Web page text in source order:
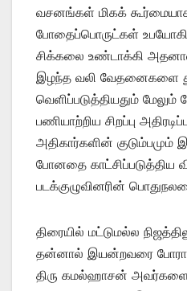
வசனங்கள் மிகக்
போதைப்பொருட்கள்
சிக்கலை உண்டாக்கி
இழந்த வலி வேதனைகளை
வெளிப்படுத்தியதும்
பணியாற்றிய சிறப்பு
அதிகார்களின் குடும்பமும்
போனதை காட்சிப்படுத்திய
படக்குழுவினரின்
திரையில் மட்டுமல்ல
தன்னால் இயன்றவரை
திரு கமல்ஹாசன்